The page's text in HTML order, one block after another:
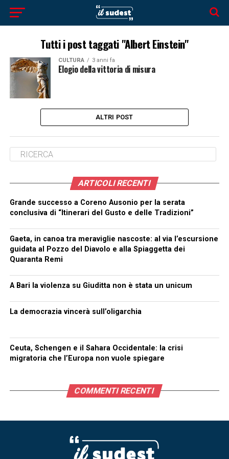
Tutti i post taggati "Albert Einstein"
CULTURA 3 anni fa
Elogio della vittoria di misura
ALTRI POST
ARTICOLI RECENTI
Grande successo a Coreno Ausonio per la serata
conclusiva di “Itinerari del Gusto e delle Tradizioni”
Gaeta, in canoa tra meraviglie nascoste: al via l’escursione
guidata al Pozzo del Diavolo e alla Spiaggetta dei
Quaranta Remi
A Bari la violenza su Giuditta non è stata un unicum
La democrazia vincerà sull’oligarchia
Ceuta, Schengen e il Sahara Occidentale: la crisi
migratoria che l’Europa non vuole spiegare
COMMENTI RECENTI